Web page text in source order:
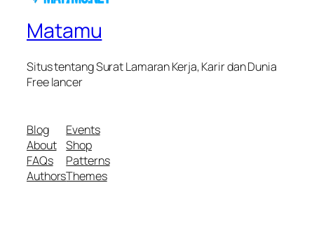
Matamu
Situs tentang Surat Lamaran Kerja, Karir dan Dunia
Free lancer
Blog
About
FAQs
Authors
Events
Shop
Patterns
Themes